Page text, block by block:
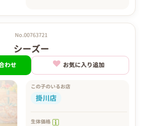
No.00763721
シーズー
わせ お気に入り追加
この子のいるお店
掛川店
生体価格